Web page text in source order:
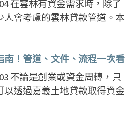
在雲林有資金需求時，除了
人會考慮的雲林貸款管道。本
南！管道、文件、流程一次看
不論是創業或資金周轉，只
以透過嘉義土地貸款取得資金